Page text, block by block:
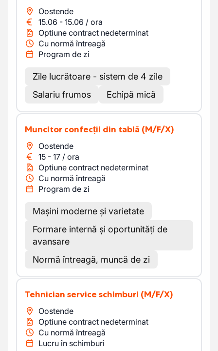
Oostende
15.06 - 15.06 / ora
Optiune contract nedeterminat
Cu normă întreagă
Program de zi
Zile lucrătoare - sistem de 4 zile
Salariu frumos
Echipă mică
Muncitor confecții din tablă (M/F/X)
Oostende
15 - 17 / ora
Optiune contract nedeterminat
Cu normă întreagă
Program de zi
Mașini moderne și varietate
Formare internă și oportunități de
avansare
Normă întreagă, muncă de zi
Tehnician service schimburi (M/F/X)
Oostende
Optiune contract nedeterminat
Cu normă întreagă
Lucru în schimburi